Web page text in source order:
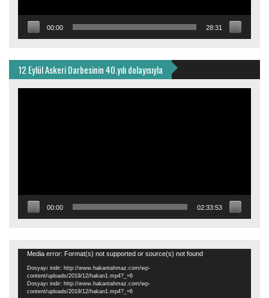
00:00 28:31
12 Eylül Askeri Darbesinin 40.yılı dolayısıyla
00:00 02:33:53
Video
oynatıcı
Media error: Format(s) not supported or source(s) not found
Dosyayı indir: http://www.hakantahmaz.com/wp-
content/uploads/2019/12/hakan1.mp4?_=6
Dosyayı indir: http://www.hakantahmaz.com/wp-
content/uploads/2019/12/hakan1.mp4?_=6